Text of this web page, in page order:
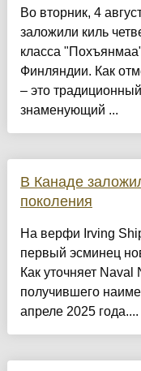
Во вторник, 4
заложили киль
класса
Финляндии. Как
– это
знаменующий ...
В Канаде
поколения
На верфи Irving
первый эсминец
Как уточняет Naval
получившего
апреле 2025 года....